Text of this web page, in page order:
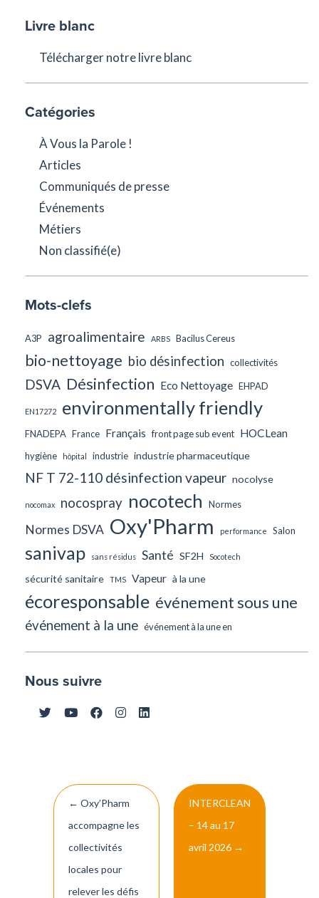
Livre blanc
Télécharger notre livre blanc
Catégories
À Vous la Parole !
Articles
Communiqués de presse
Événements
Métiers
Non classifié(e)
Mots-clefs
A3P agroalimentaire ARBS Bacilus Cereus
bio-nettoyage bio désinfection collectivités
DSVA Désinfection Eco Nettoyage EHPAD
EN17272 environmentally friendly
FNADEPA France Français front page sub event HOCLean
hygiène hôpital industrie industrie pharmaceutique
NF T 72-110 désinfection vapeur nocolyse
nocomax nocospray nocotech Normes
Normes DSVA Oxy'Pharm performance Salon
sanivap sans résidus Santé SF2H Socotech
sécurité sanitaire TMS Vapeur à la une
écoresponsable événement sous une
événement à la une événement à la une en
Nous suivre
Navigation
l’article
← Oxy’Pharm
accompagne les
collectivités
locales pour
relever les défis
INTERCLEAN
– 14 au 17
avril 2026 →